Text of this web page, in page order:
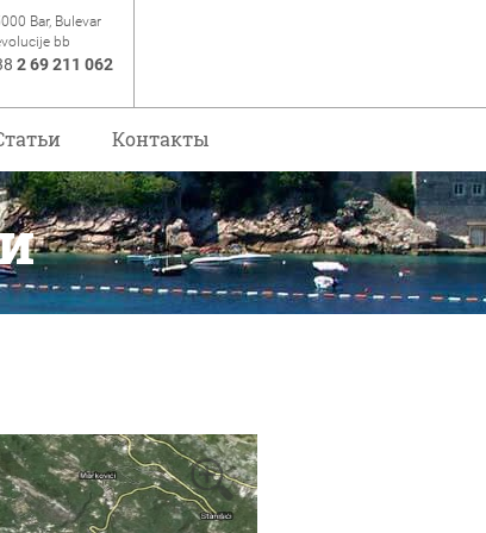
Bar, Bulevar
bb
2 69 211 062
Контакты